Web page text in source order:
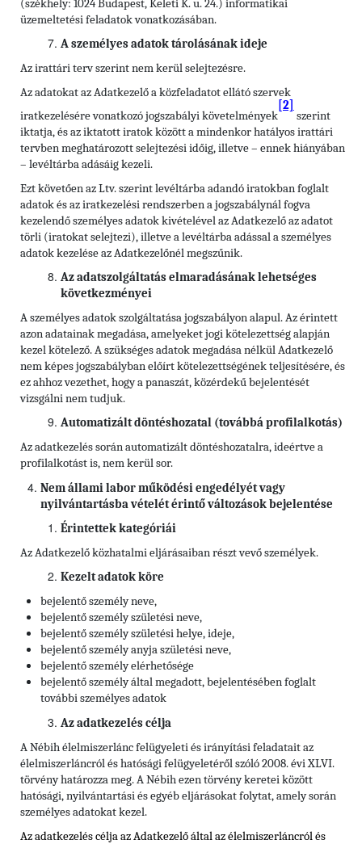
(székhely: 1024 Budapest, Keleti K. u. 24.) informatikai
üzemeltetési feladatok vonatkozásában.
A személyes adatok tárolásának ideje
Az irattári terv szerint nem kerül selejtezésre.
Az adatokat az Adatkezelő a közfeladatot ellátó szervek
iratkezelésére vonatkozó jogszabályi követelmények
[2]
szerint
iktatja, és az iktatott iratok között a mindenkor hatályos irattári
tervben meghatározott selejtezési időig, illetve – ennek hiányában
– levéltárba adásáig kezeli.
Ezt követően az Ltv. szerint levéltárba adandó iratokban foglalt
adatok és az iratkezelési rendszerben a jogszabálynál fogva
kezelendő személyes adatok kivételével az Adatkezelő az adatot
törli (iratokat selejtezi), illetve a levéltárba adással a személyes
adatok kezelése az Adatkezelőnél megszűnik.
Az adatszolgáltatás elmaradásának lehetséges
következményei
A személyes adatok szolgáltatása jogszabályon alapul. Az érintett
azon adatainak megadása, amelyeket jogi kötelezettség alapján
kezel kötelező. A szükséges adatok megadása nélkül Adatkezelő
nem képes jogszabályban előírt kötelezettségének teljesítésére, és
ez ahhoz vezethet, hogy a panaszát, közérdekű bejelentését
vizsgálni nem tudjuk.
Automatizált döntéshozatal (továbbá profilalkotás)
Az adatkezelés során automatizált döntéshozatalra, ideértve a
profilalkotást is, nem kerül sor.
Nem állami labor működési engedélyét vagy
nyilvántartásba vételét érintő változások bejelentése
Érintettek kategóriái
Az Adatkezelő közhatalmi eljárásaiban részt vevő személyek.
Kezelt adatok köre
bejelentő személy neve,
bejelentő személy születési neve,
bejelentő személy születési helye, ideje,
bejelentő személy anyja születési neve,
bejelentő személy elérhetősége
bejelentő személy által megadott, bejelentésében foglalt
további személyes adatok
Az adatkezelés célja
A Nébih élelmiszerlánc felügyeleti és irányítási feladatait az
élelmiszerláncról és hatósági felügyeletéről szóló 2008. évi XLVI.
törvény határozza meg. A Nébih ezen törvény keretei között
hatósági, nyilvántartási és egyéb eljárásokat folytat, amely során
személyes adatokat kezel.
Az adatkezelés célja az Adatkezelő által az élelmiszerláncról és